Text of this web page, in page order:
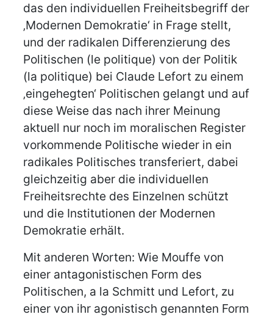
das den individuellen Freiheitsbegriff der
‚Modernen Demokratie‘ in Frage stellt,
und der radikalen Differenzierung des
Politischen (le politique) von der Politik
(la politique) bei Claude Lefort zu einem
‚eingehegten‘ Politischen gelangt und auf
diese Weise das nach ihrer Meinung
aktuell nur noch im moralischen Register
vorkommende Politische wieder in ein
radikales Politisches transferiert, dabei
gleichzeitig aber die individuellen
Freiheitsrechte des Einzelnen schützt
und die Institutionen der Modernen
Demokratie erhält.
Mit anderen Worten: Wie Mouffe von
einer antagonistischen Form des
Politischen, a la Schmitt und Lefort, zu
einer von ihr agonistisch genannten Form